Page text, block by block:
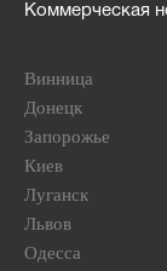
Коммерческая
Винница
Донецк
Запорожье
Киев
Луганск
Львов
Одесса